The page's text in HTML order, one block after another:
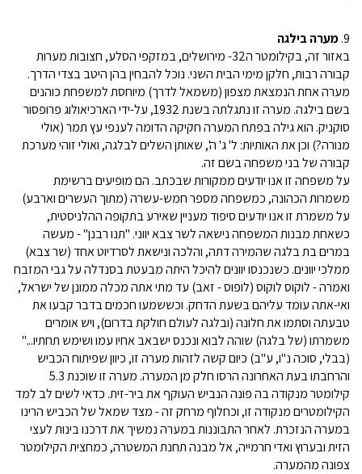
9. מערה בילגה
באזור זה, בקילומטר ה32- מירושלים, במזקפי הסלע, חצובות מערות
קבורה רבות, חלקן מימי הבית השני. נוכל להבחין בהן היטב בצדי הדרך.
מערה אחת הנמצאת מצפון (משמאל לדרך) מיוחסת למשפחת כוהנים
בשם בילגה. מערה זו נתגלתה בשנת 1932, על-ידי הארכיאולוג פרופסור
סוקניק. הוא גילה בפתח המערה חקיקה הדומה לענפי עץ תמר (אולי
מנורה?) וכן את האותיות: ל' ג' ה', שאותן השלים לבלגה, ואולי זוהי מערכת
קבורה של בני משפחה בשם זה.
על משפחה זו אנו יודעים ממקורות שבכתב. הם מופיעים ברשימת
משמרות הכהונה, כמשפחה מספר חמש-עשרה (מתוך העשרים וארבע)
על משמרת זו אנו יודעים סיפוד מעניין שאירע בתקופה ההלניסטית,
כשאחת מבנות המשפחה נישאה לשר צבא יווני. "תנו רבנן" - מעשה
במרים בת בלגה שהמירה דתה, והלכה ונישאת לסרדיוט אחד (שר צבא)
ממלכי יוונים. כשנכנסו יוונים להיכל היתה מבעטת בסנדלה על גבי המזבח
ואמרה - לוקוס לוקוס (לופוס - זאב) עד מתי אתה מכלה ממונן של ישראל,
ואי-אתה עומד עליהם בשעת הדחק. וכששמעו חכמים בדבר קבעו את
טבעתה וסתמו את חלונה (ובלגה לעולם חולקת בדרום), ויש אומרים
משמרתו (של בלגה) שוהה לבוא ונכנס ישבאב אחיו עמו ושימש תחתיו..."
(בבלי, סוכה נ"ו, ע"ב) כיום קשה לזהות מערה זו, כיוון שפיתוח הכביש
והרחבתו בעת האחרונה הרסו חלק מן המערה. מערה זו שוכנת 5.3
קילומטר מנקודה בה פונה הנביש העוקף את ביר-זית. כדאי לשים לב למד
הקילומטרים מנקודה זו, וכחלוף מרחק זה - מצד שמאל של הכביש הרינו
במערה הנזכרת. לאחר התבוננות במערה נמשיך את דרכנו בינות לעצי
הזית ובערוץ ואדי חרמייה, אל מבנה תחנת המשטרה, כמחצית הקילומטר
צפונה מהמערה.